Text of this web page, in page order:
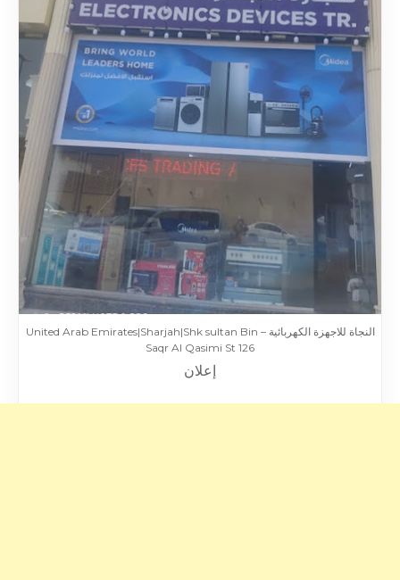
النجاة للاجهزة الكهربائية – United Arab Emirates|Sharjah|Shk sultan Bin
Saqr Al Qasimi St 126
إعلان